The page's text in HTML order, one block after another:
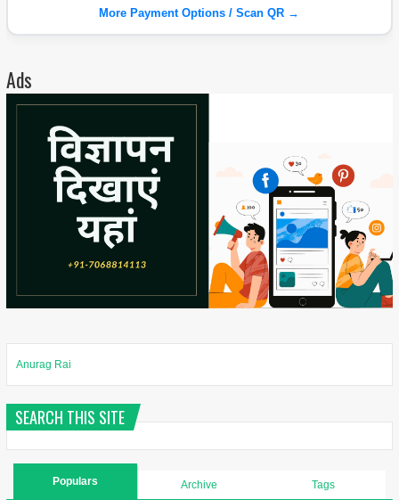
More Payment Options / Scan QR →
Ads
Anurag Rai
SEARCH THIS SITE
Populars Archive Tags